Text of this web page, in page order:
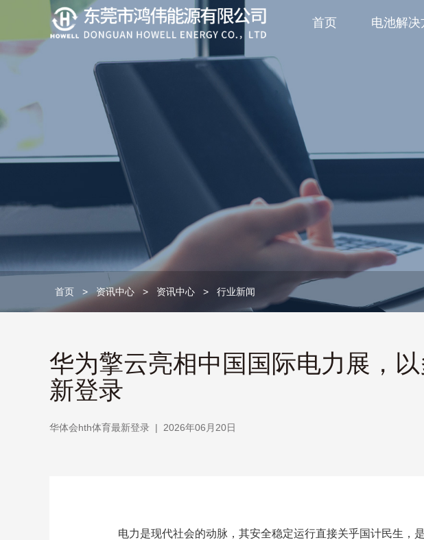
首页 电池解决
首页 > 资讯中心 > 资讯中心 > 行业新闻
华为擎云亮相中国国际电力展，
新登录
华体会hth体育最新登录 | 2026年06月20日
电力是现代社会的动脉，其安全稳定运行直接关乎国计民生，